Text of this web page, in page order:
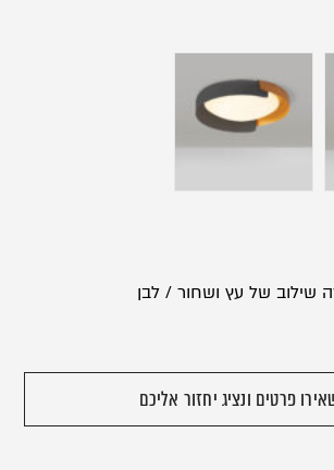
שילוב של עץ ושחור / לבן
פרטים ונציג יחזור אליכם